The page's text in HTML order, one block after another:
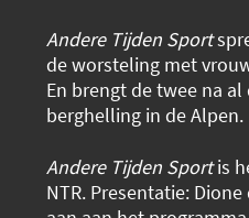
Andere Tijden Sport
de worsteling met
En brengt de twee na
berghelling in de Alpen.
Andere Tijden Sportis
NTR. Presentatie: